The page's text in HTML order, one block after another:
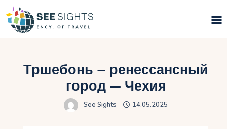
Горящие туры
Типы Туров
Тршебонь – ренессансный
город — Чехия
See Sights 14.05.2025